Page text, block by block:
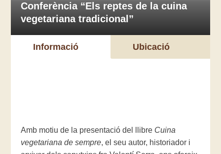
Conferència “Els reptes de la cuina
vegetariana tradicional”
Informació Ubicació
Amb motiu de la presentació del llibre Cuina
vegetariana de sempre, el seu autor, historiador i